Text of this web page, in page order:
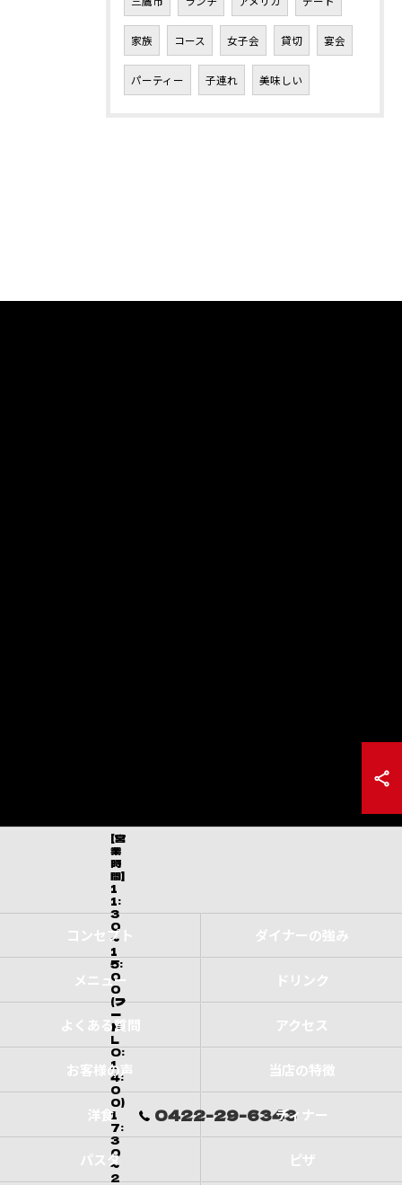
家族 コース 女子会 貸切 宴会
パーティー 子連れ 美味しい
0422-29-6343
[営
業
時
間]
1
1:
3
0
～
1
5:
0
0
(フ
ー
ド
L
O:
1
4:
0
0)
1
7:
3
0
～
2
コンセプト ダイナーの強み
メニュー ドリンク
よくある質問 アクセス
お客様の声 当店の特徴
洋食 ディナー
パスタ ピザ